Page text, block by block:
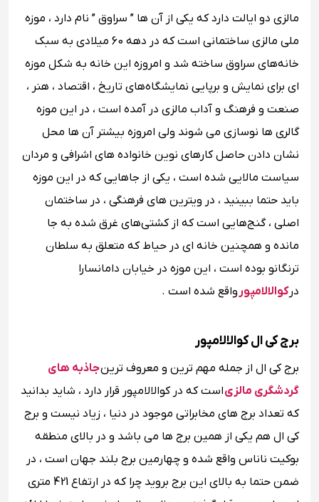
مالزی دو ایالت دارد که یکی از آن ها ” سراوق ” نام دارد ، موزه
ملی مالزی ساختمانی است که در دهه 60 میلادی به سبک
خانه‌های سراوق ساخته شد و امروزه این خانه به شکل موزه
ای برای نمایش و برپایی نمایشگاه‌های تاریخ ، اقتصاد ، هنر‌ ،
صنعت و فرهنگ و آداب مالزی در آمده است ، در این موزه
گالری‌ ها نوسازی می شوند ولی امروزه بیشتر آن ها محل
نشان دادن حاصل کارهای نوین خانواده های اشرافی و مردان
سیاست‌ مالایی شده است ، یکی از جاهایی که در این موزه
باید حتما ببینید ، در ویترین‌ های فرهنگی ، در ساختمان
اصلی ، گنج‌هایی است که از کشتی‌های غرق ‌شده به جا
مانده و همچنین خانه‌ ای در حیاط که متعلق به سلطان
ترنگانو بوده است ، این موزه در خیابان دامانسارا
درکوالالامپورواقع شده است .
برج کی ال کوالالامپور
برج کی ال از جمله مهم ترین و معروف ترینجاذبه های
گردشگری مالزیاست که در کوالالامپور قرار دارد ، شاید بدانید
که تعداد برج های مخابراتی موجود در دنیا ، زیاد نیست و برج
کی ال هم یکی از همین برج ها می باشد و در بالای منطقه
بوکیت ناناس واقع شده و چهارمین برج بلند جهان است ، در
ضمن حتما به بالای این برج بروید چرا که در ارتفاع 421 متری